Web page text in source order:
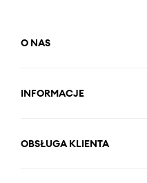
O NAS
INFORMACJE
OBSŁUGA KLIENTA